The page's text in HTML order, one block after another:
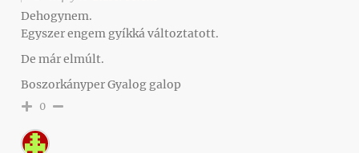
Dehogynem.
Egyszer engem gyíkká változtatott.
De már elmúlt.
Boszorkányper Gyalog galop
0